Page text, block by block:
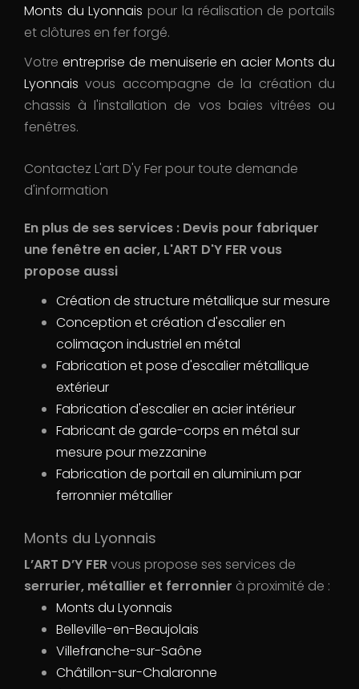
Monts du Lyonnais pour la réalisation de portails
et clôtures en fer forgé.
Votre entreprise de menuiserie en acier Monts du
Lyonnais vous accompagne de la création du
chassis à l'installation de vos baies vitrées ou
fenêtres.
Contactez L'art D'y Fer pour toute demande
d'information
En plus de ses services : Devis pour fabriquer
une fenêtre en acier, L'ART D'Y FER vous
propose aussi
Création de structure métallique sur mesure
Conception et création d'escalier en
colimaçon industriel en métal
Fabrication et pose d'escalier métallique
extérieur
Fabrication d'escalier en acier intérieur
Fabricant de garde-corps en métal sur
mesure pour mezzanine
Fabrication de portail en aluminium par
ferronnier métallier
Monts du Lyonnais
L’ART D’Y FERvous propose ses services de
serrurier, métallier et ferronnier à proximité de :
Monts du Lyonnais
Belleville-en-Beaujolais
Villefranche-sur-Saône
Châtillon-sur-Chalaronne